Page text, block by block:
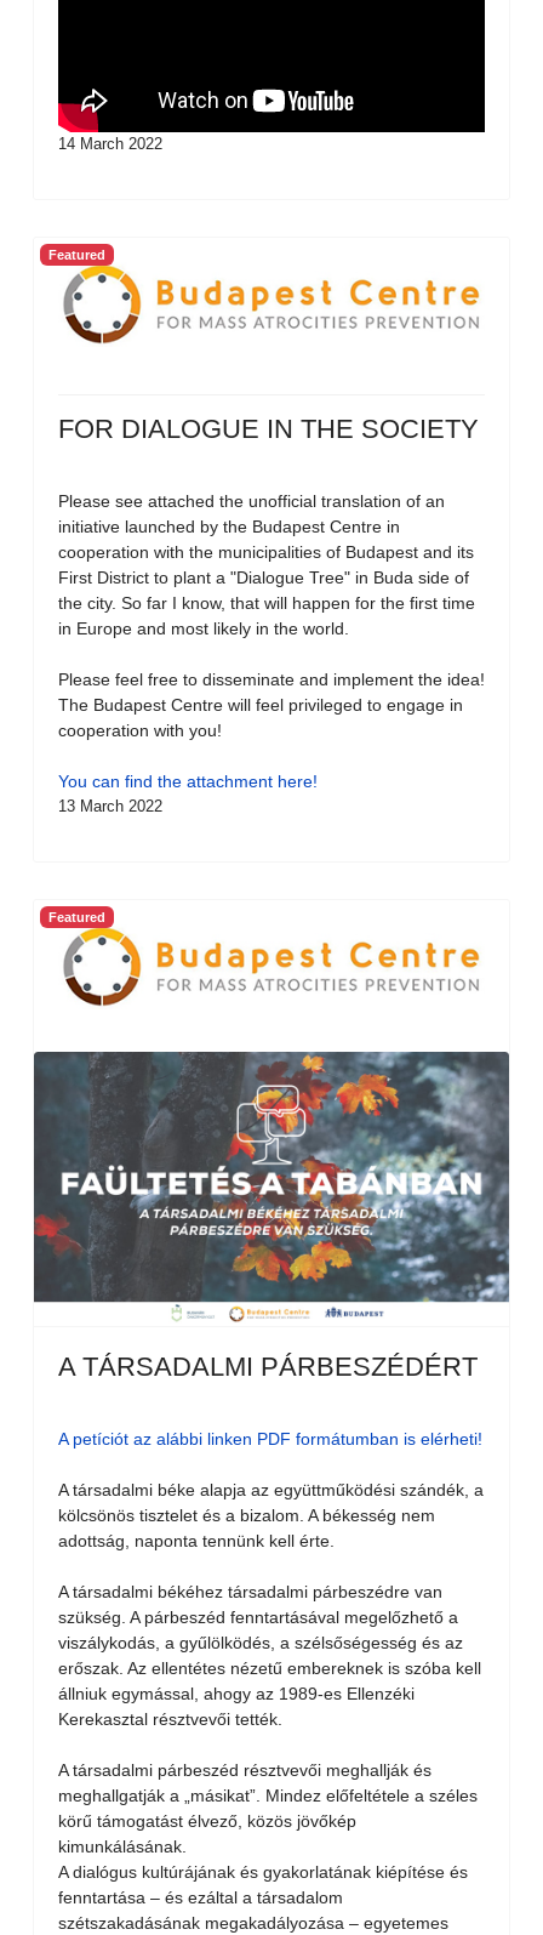
14 March 2022
Featured
FOR DIALOGUE IN THE SOCIETY
Please see attached the unofficial translation of an
initiative launched by the Budapest Centre in
cooperation with the municipalities of Budapest and its
First District to plant a "Dialogue Tree" in Buda side of
the city. So far I know, that will happen for the first time
in Europe and most likely in the world.
Please feel free to disseminate and implement the idea!
The Budapest Centre will feel privileged to engage in
cooperation with you!
You can find the attachment here!
13 March 2022
Featured
A TÁRSADALMI PÁRBESZÉDÉRT
A petíciót az alábbi linken PDF formátumban is elérheti!
A társadalmi béke alapja az együttműködési szándék, a
kölcsönös tisztelet és a bizalom. A békesség nem
adottság, naponta tennünk kell érte.
A társadalmi békéhez társadalmi párbeszédre van
szükség. A párbeszéd fenntartásával megelőzhető a
viszálykodás, a gyűlölködés, a szélsőségesség és az
erőszak. Az ellentétes nézetű embereknek is szóba kell
állniuk egymással, ahogy az 1989-es Ellenzéki
Kerekasztal résztvevői tették.
A társadalmi párbeszéd résztvevői meghallják és
meghallgatják a „másikat”. Mindez előfeltétele a széles
körű támogatást élvező, közös jövőkép
kimunkálásának.
A dialógus kultúrájának és gyakorlatának kiépítése és
fenntartása – és ezáltal a társadalom
szétszakadásának megakadályozása – egyetemes